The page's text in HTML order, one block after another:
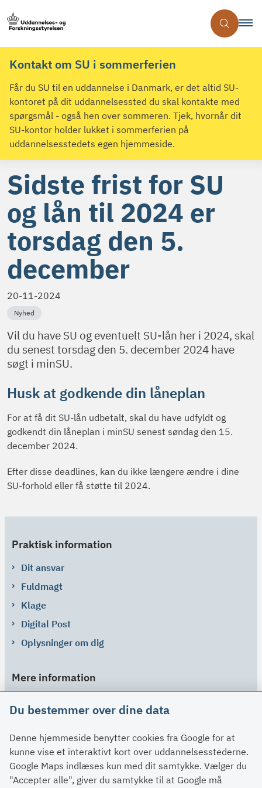
Kontakt om SU i sommerferien
Får du SU til en uddannelse i Danmark, er det altid SU-
kontoret på dit uddannelsessted du skal kontakte med
spørgsmål - også hen over sommeren. Tjek, hvornår dit
SU-kontor holder lukket i sommerferien på
uddannelsesstedets egen hjemmeside.
Sidste frist for SU
og lån til 2024 er
torsdag den 5.
december
20-11-2024
Nyhed
Vil du have SU og eventuelt SU-lån her i 2024, skal
du senest torsdag den 5. december 2024 have
søgt i minSU.
Husk at godkende din låneplan
For at få dit SU-lån udbetalt, skal du have udfyldt og
godkendt din låneplan i minSU senest søndag den 15.
december 2024.
Efter disse deadlines, kan du ikke længere ændre i dine
SU-forhold eller få støtte til 2024.
Praktisk information
Dit ansvar
Fuldmagt
Klage
Digital Post
Oplysninger om dig
Mere information
Spørgsmål og svar
Kontakt
Paragraffer
Du bestemmer over dine data
Denne hjemmeside benytter cookies fra Google for at
kunne vise et interaktivt kort over uddannelsesstederne.
Google Maps indlæses kun med dit samtykke. Vælger du
"Accepter alle", giver du samtykke til at Google må